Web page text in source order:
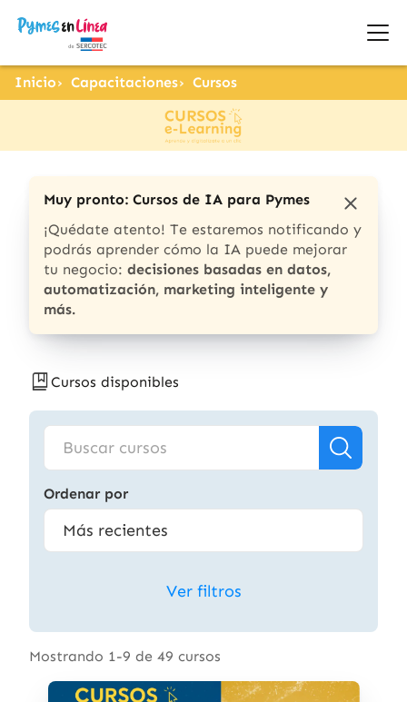
Inicio Capacitaciones Cursos
Muy pronto: Cursos de IA para Pymes
¡Quédate atento! Te estaremos notificando y
podrás aprender cómo la IA puede mejorar
tu negocio: decisiones basadas en datos,
automatización, marketing inteligente y
más.
Cursos disponibles
Ordenar por
Ver filtros
Mostrando 1-9 de 49 cursos